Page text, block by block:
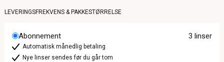
LEVERINGSFREKVENS & PAKKESTØRRELSE
Abonnement 3 linser
Automatisk månedlig betaling
Nye linser sendes før du går tom